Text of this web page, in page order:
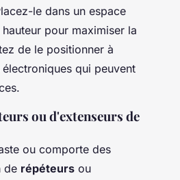
le dans un espace
pour maximiser la
de le positionner à
qui peuvent
ou d'extenseurs de
ou comporte des
de répéteurs ou